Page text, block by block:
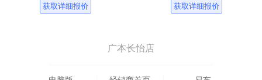
获取详细报价 获取详细报价
广本长怡店